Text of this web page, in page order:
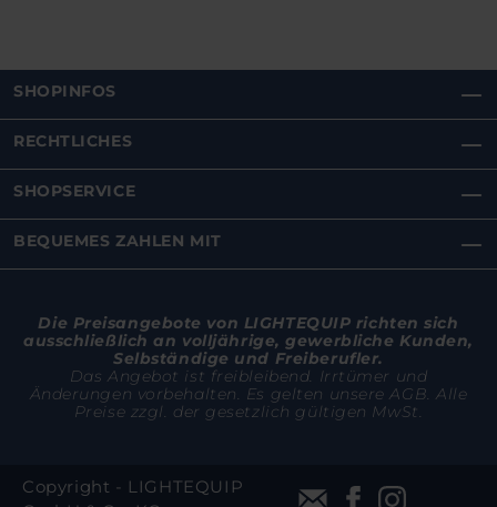
SHOPINFOS
RECHTLICHES
SHOPSERVICE
BEQUEMES ZAHLEN MIT
Die Preisangebote von LIGHTEQUIP richten sich
ausschließlich an volljährige, gewerbliche Kunden,
Selbständige und Freiberufler.
Das Angebot ist freibleibend. Irrtümer und
Änderungen vorbehalten. Es gelten unsere AGB. Alle
Preise zzgl. der gesetzlich gültigen MwSt.
Copyright - LIGHTEQUIP